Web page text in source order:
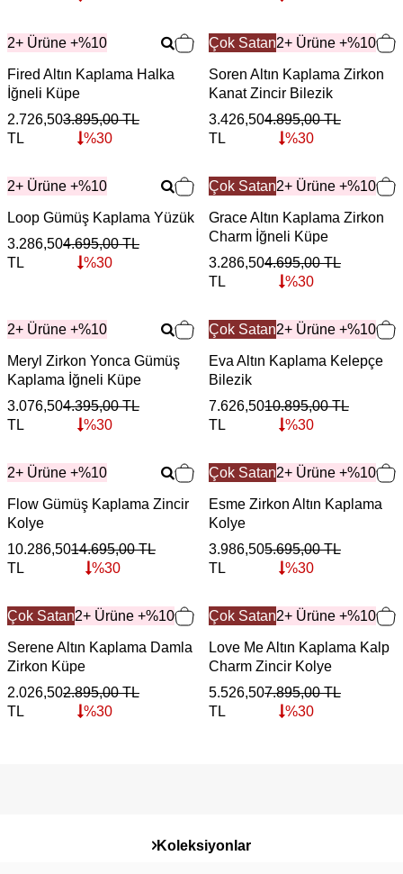
2+ Ürüne +%10
Fired Altın Kaplama Halka
İğneli Küpe
2.726,50
TL
3.895,00TL
%30
Çok Satan2+ Ürüne +%10
Soren Altın Kaplama Zirkon
Kanat Zincir Bilezik
3.426,50
TL
4.895,00TL
%30
2+ Ürüne +%10
Loop Gümüş Kaplama Yüzük
3.286,50
TL
4.695,00TL
%30
Çok Satan2+ Ürüne +%10
Grace Altın Kaplama Zirkon
Charm İğneli Küpe
3.286,50
TL
4.695,00TL
%30
2+ Ürüne +%10
Meryl Zirkon Yonca Gümüş
Kaplama İğneli Küpe
3.076,50
TL
4.395,00TL
%30
Çok Satan2+ Ürüne +%10
Eva Altın Kaplama Kelepçe
Bilezik
7.626,50
TL
10.895,00TL
%30
2+ Ürüne +%10
Flow Gümüş Kaplama Zincir
Kolye
10.286,50
TL
14.695,00TL
%30
Çok Satan2+ Ürüne +%10
Esme Zirkon Altın Kaplama
Kolye
3.986,50
TL
5.695,00TL
%30
Çok Satan2+ Ürüne +%10
Serene Altın Kaplama Damla
Zirkon Küpe
2.026,50
TL
2.895,00TL
%30
Çok Satan2+ Ürüne +%10
Love Me Altın Kaplama Kalp
Charm Zincir Kolye
5.526,50
TL
7.895,00TL
%30
Koleksiyonlar